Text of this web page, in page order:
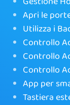
Apri le
Utilizza i
Controllo
Controllo
Controllo
App per
Tastiera